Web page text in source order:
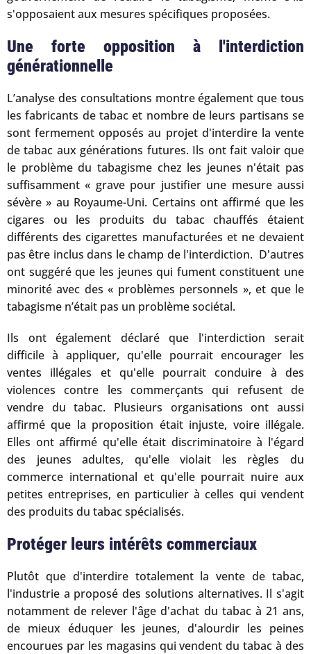
s'opposaient aux mesures spécifiques proposées.
Une forte opposition à l'interdiction
générationnelle
L’analyse des consultations montre également que tous
les fabricants de tabac et nombre de leurs partisans se
sont fermement opposés au projet d'interdire la vente
de tabac aux générations futures. Ils ont fait valoir que
le problème du tabagisme chez les jeunes n'était pas
suffisamment « grave pour justifier une mesure aussi
sévère » au Royaume-Uni. Certains ont affirmé que les
cigares ou les produits du tabac chauffés étaient
différents des cigarettes manufacturées et ne devaient
pas être inclus dans le champ de l'interdiction. D'autres
ont suggéré que les jeunes qui fument constituent une
minorité avec des « problèmes personnels », et que le
tabagisme n’était pas un problème sociétal.
Ils ont également déclaré que l'interdiction serait
difficile à appliquer, qu'elle pourrait encourager les
ventes illégales et qu'elle pourrait conduire à des
violences contre les commerçants qui refusent de
vendre du tabac. Plusieurs organisations ont aussi
affirmé que la proposition était injuste, voire illégale.
Elles ont affirmé qu'elle était discriminatoire à l'égard
des jeunes adultes, qu'elle violait les règles du
commerce international et qu'elle pourrait nuire aux
petites entreprises, en particulier à celles qui vendent
des produits du tabac spécialisés.
Protéger leurs intérêts commerciaux
Plutôt que d'interdire totalement la vente de tabac,
l'industrie a proposé des solutions alternatives. Il s'agit
notamment de relever l'âge d'achat du tabac à 21 ans,
de mieux éduquer les jeunes, d'alourdir les peines
encourues par les magasins qui vendent du tabac à des